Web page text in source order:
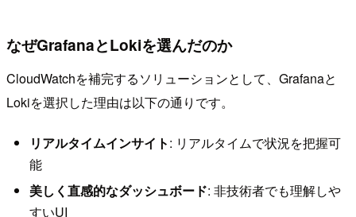
なぜGrafanaとLokiを選んだのか
CloudWatchを補完するソリューションとして、Grafanaと
Lokiを選択した理由は以下の通りです。
リアルタイムインサイト: リアルタイムで状況を把握可
能
美しく直感的なダッシュボード: 非技術者でも理解しや
すいUI